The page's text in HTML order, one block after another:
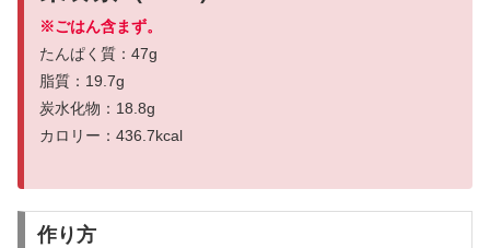
※ごはん含まず。
たんぱく質：47g
脂質：19.7g
炭水化物：18.8g
カロリー：436.7kcal
作り方